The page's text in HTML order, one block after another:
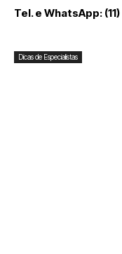
Tel. e WhatsApp:
Dicas de Especialistas